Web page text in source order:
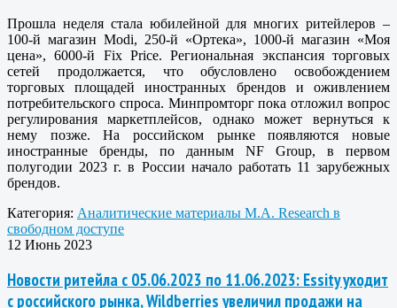
Прошла неделя стала юбилейной для многих ритейлеров –
100-й магазин Modi, 250-й «Ортека», 1000-й магазин «Моя
цена», 6000-й Fix Price. Региональная экспансия торговых
сетей продолжается, что обусловлено освобождением
торговых площадей иностранных брендов и оживлением
потребительского спроса. Минпромторг пока отложил вопрос
регулирования маркетплейсов, однако может вернуться к
нему позже. На российском рынке появляются новые
иностранные бренды, по данным NF Group, в первом
полугодии 2023 г. в России начало работать 11 зарубежных
брендов.
Категория: Аналитические материалы M.A. Research в
свободном доступе
12 Июнь 2023
Новости ритейла с 05.06.2023 по 11.06.2023: Essity уходит
с российского рынка, Wildberries увеличил продажи на